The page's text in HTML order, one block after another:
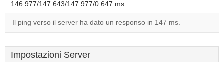
146.977/147.643/147.977/0.647 ms
Il ping verso il server ha dato un responso in 147 ms.
Impostazioni Server